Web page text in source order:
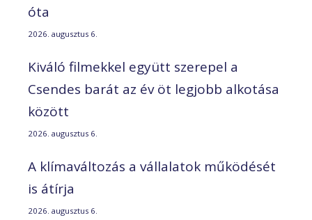
óta
2026. augusztus 6.
Kiváló filmekkel együtt szerepel a
Csendes barát az év öt legjobb alkotása
között
2026. augusztus 6.
A klímaváltozás a vállalatok működését
is átírja
2026. augusztus 6.